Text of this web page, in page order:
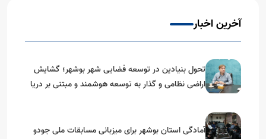
آخرین اخبار
تحول بنیادین در توسعه فضایی شهر بوشهر؛ گشایش
اراضی نظامی و گذار به توسعه هوشمند و مبتنی بر دریا
آمادگی استان بوشهر برای میزبانی مسابقات ملی جودو